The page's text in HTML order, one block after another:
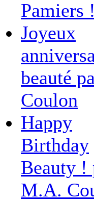
Pamiers
Joyeux
beauté
Coulon
Happy
Birthday
Beauty !
M.A.